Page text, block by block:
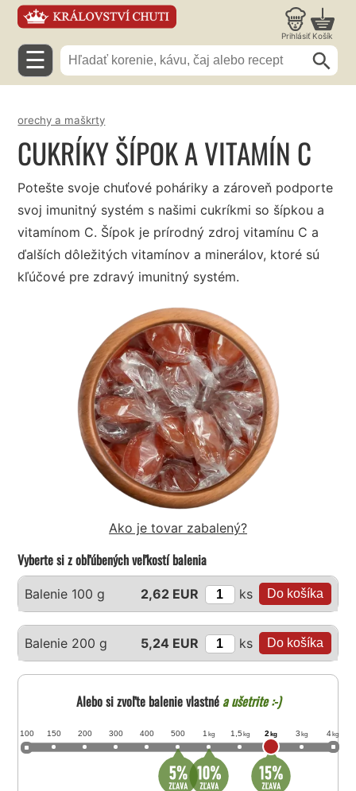
Prihlásiť Košík
☰
orechy a maškrty
CUKRÍKY ŠÍPOK A VITAMÍN C
Potešte svoje chuťové poháriky a zároveň podporte
svoj imunitný systém s našimi cukríkmi so šípkou a
vitamínom C. Šípok je prírodný zdroj vitamínu C a
ďalších dôležitých vitamínov a minerálov, ktoré sú
kľúčové pre zdravý imunitný systém.
Ako je tovar zabalený?
Vyberte si z obľúbených veľkostí balenia
Balenie 100 g 2,62 EUR ks
Balenie 200 g 5,24 EUR ks
Alebo si zvoľte balenie vlastnéa ušetrite :-)
100 150 200 300 400 500 1 kg 1,5 kg 2 kg 3 kg 4 kg